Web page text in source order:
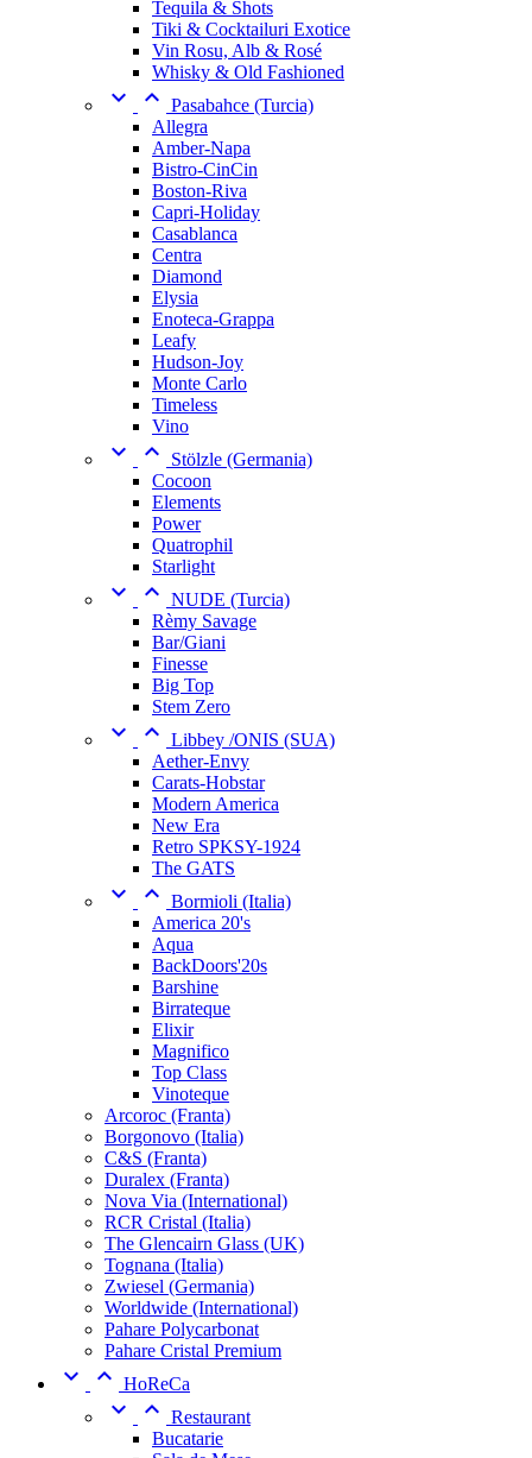
Tequila & Shots
Tiki & Cocktailuri Exotice
Vin Rosu, Alb & Rosé
Whisky & Old Fashioned
  Pasabahce (Turcia)
Allegra
Amber-Napa
Bistro-CinCin
Boston-Riva
Capri-Holiday
Casablanca
Centra
Diamond
Elysia
Enoteca-Grappa
Leafy
Hudson-Joy
Monte Carlo
Timeless
Vino
 
Stölzle (Germania)
Cocoon
Elements
Power
Quatrophil
Starlight
  NUDE (Turcia)
Rèmy Savage
Bar/Giani
Finesse
Big Top
Stem Zero
  Libbey /ONIS (SUA)
Aether-Envy
Carats-Hobstar
Modern America
New Era
Retro SPKSY-1924
The GATS
  Bormioli (Italia)
America 20's
Aqua
BackDoors'20s
Barshine
Birrateque
Elixir
Magnifico
Top Class
Vinoteque
Arcoroc (Franta)
Borgonovo (Italia)
C&S (Franta)
Duralex (Franta)
Nova Via (International)
RCR Cristal (Italia)
The Glencairn Glass (UK)
Tognana (Italia)
Zwiesel (Germania)
Worldwide (International)
Pahare Polycarbonat
Pahare Cristal Premium
  HoReCa
  Restaurant
Bucatarie